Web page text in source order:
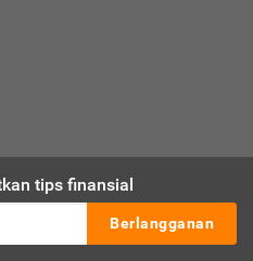
tips finansial
Berlangganan